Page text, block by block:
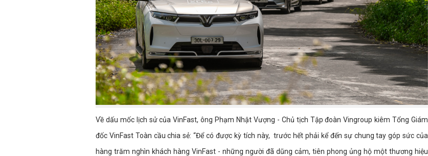
Về dấu mốc lịch sử của VinFast, ông Phạm Nhật Vượng - Chủ tịch Tập đoàn Vingroup kiêm Tổng Giám
đốc VinFast Toàn cầu chia sẻ: “Để có được kỳ tích này, trước hết phải kể đến sự chung tay góp sức của
hàng trăm nghìn khách hàng VinFast - những người đã dũng cảm, tiên phong ủng hộ một thương hiệu